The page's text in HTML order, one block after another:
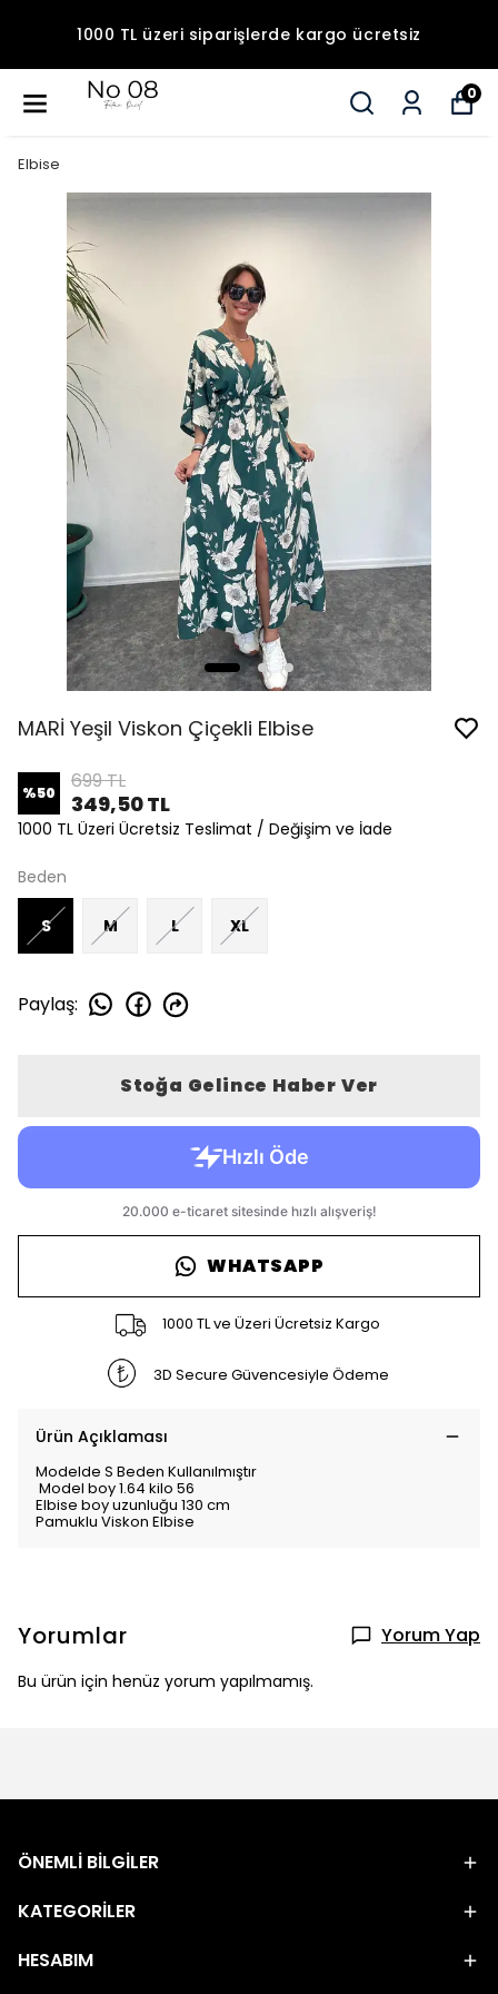
1000 TL üzeri siparişlerde kargo ücretsiz
0
Elbise
MARİ Yeşil Viskon Çiçekli Elbise
%50 699 TL
349,50 TL
1000 TL Üzeri Ücretsiz Teslimat / Değişim ve İade
Beden
S M L XL
Paylaş:
Stoğa Gelince Haber Ver
WHATSAPP
1000 TL ve Üzeri Ücretsiz Kargo
3D Secure Güvencesiyle Ödeme
Ürün Açıklaması
Modelde S Beden Kullanılmıştır
Model boy 1.64 kilo 56
Elbise boy uzunluğu 130 cm
Pamuklu Viskon Elbise
Yorumlar Yorum Yap
Bu ürün için henüz yorum yapılmamış.
ÖNEMLİ BİLGİLER
KATEGORİLER
HESABIM